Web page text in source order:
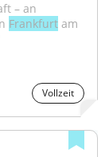
– an
Frankfurt am
Vollzeit